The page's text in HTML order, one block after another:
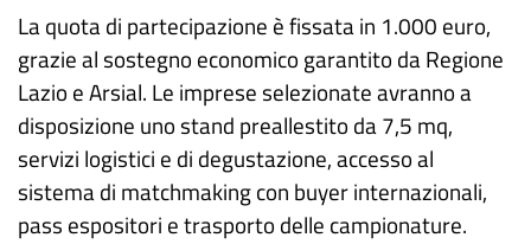
La quota di partecipazione è fissata in 1.000 euro,
grazie al sostegno economico garantito da Regione
Lazio e Arsial. Le imprese selezionate avranno a
disposizione uno stand preallestito da 7,5 mq,
servizi logistici e di degustazione, accesso al
sistema di matchmaking con buyer internazionali,
pass espositori e trasporto delle campionature.